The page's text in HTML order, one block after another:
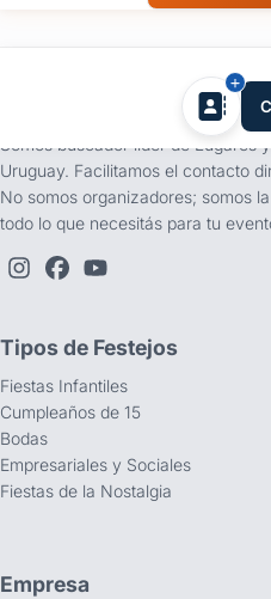
Somos buscador líder de Lugares
Uruguay. Facilitamos el contacto
No somos organizadores; somos
todo lo que necesitás para tu
Tipos de Festejos
Fiestas Infantiles
Cumpleaños de 15
Bodas
Empresariales y Sociales
Fiestas de la Nostalgia
Empresa